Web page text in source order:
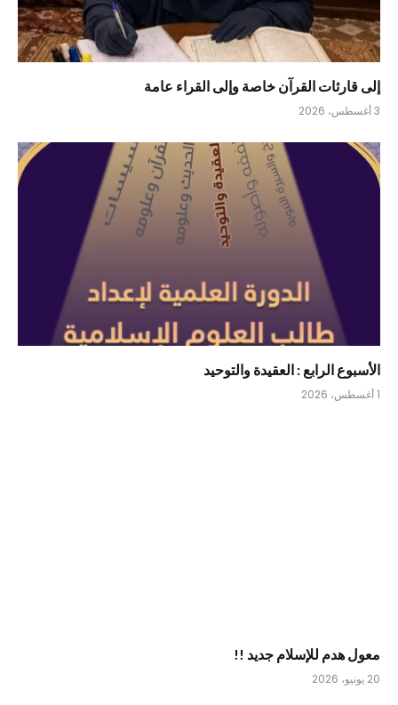
إلى قارئات القرآن خاصة وإلى القراء عامة
3 أغسطس، 2026
الأسبوع الرابع : العقيدة والتوحيد
1 أغسطس، 2026
معول هدم للإسلام جديد !!
20 يونيو، 2026